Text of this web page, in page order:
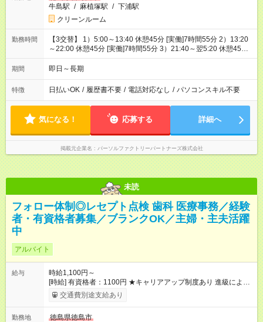
牛島駅 / 麻植塚駅 / 下浦駅
クリーンルーム
勤務時間
【3交替】 1）5:00～13:40 休憩45分 [実働]7時間55分 2）13:20
～22:00 休憩45分 [実働]7時間55分 3）21:40～翌5:20 休憩45
分 [実働]6時間55分
期間 即日～長期
特徴 日払いOK / 履歴書不要 / 電話対応なし / パソコンスキル不要
気になる！ 応募する 詳細へ
掲載元企業名 パーソルファクトリーパートナーズ株式会社
未読
フォロー体制◎レセプト点検 歯科 医療事務／経験
者・有資格者募集／ブランクOK／主婦・主夫活躍
中
アルバイト
給与
時給1,100円～
[時給] 有資格者：1100円 ★キャリアアップ制度あり 進級により
給与がアップします！ 【試用期間】試用期間あり 試用期間の長
さ：3ヶ月 雇用形態、給与は本採用時と同じです。
交通費別途支給あり
勤務地
徳島県徳島市